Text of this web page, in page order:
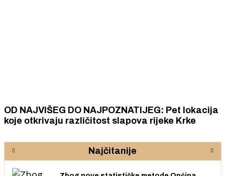
OD NAJVIŠEG DO NAJPOZNATIJEG: Pet lokacija
koje otkrivaju različitost slapova rijeke Krke
Najčitanije